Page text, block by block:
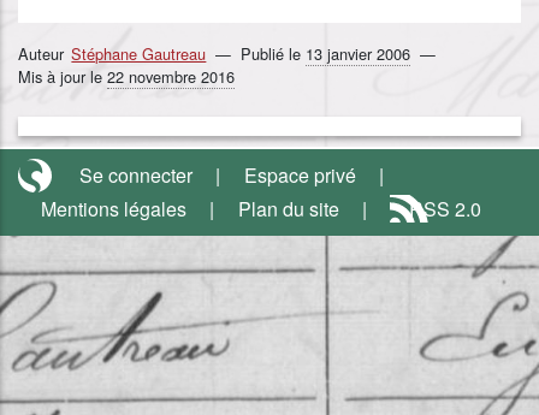
Auteur Stéphane Gautreau Publié le 13 janvier 2006
Mis à jour le 22 novembre 2016
Se connecter
Espace privé
Mentions légales
Plan du site RSS 2.0